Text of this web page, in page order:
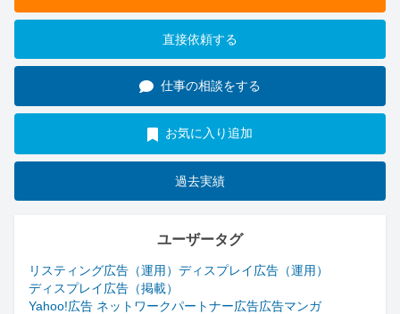
直接依頼する
仕事の相談をする
お気に入り追加
過去実績
ユーザータグ
リスティング広告（運用） ディスプレイ広告（運用）
ディスプレイ広告（掲載）
Yahoo!広告 ネットワークパートナー広告広告マンガ